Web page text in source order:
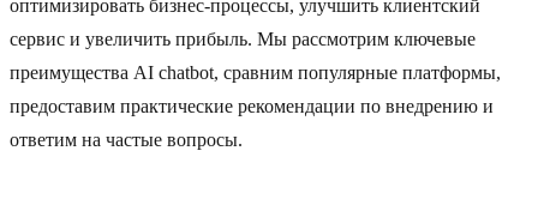
оптимизировать бизнес-процессы, улучшить клиентский
сервис и увеличить прибыль. Мы рассмотрим ключевые
преимущества AI chatbot, сравним популярные платформы,
предоставим практические рекомендации по внедрению и
ответим на частые вопросы.